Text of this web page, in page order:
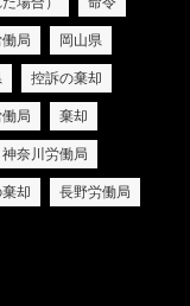
局 岡山県
控訴の棄却
局 棄却
神奈川労働局
却 長野労働局